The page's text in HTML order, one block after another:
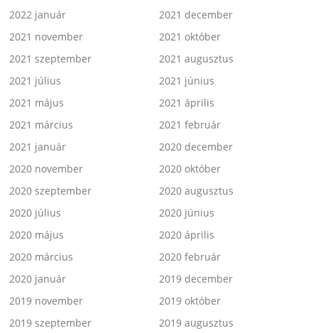
2022 január
2021 december
2021 november
2021 október
2021 szeptember
2021 augusztus
2021 július
2021 június
2021 május
2021 április
2021 március
2021 február
2021 január
2020 december
2020 november
2020 október
2020 szeptember
2020 augusztus
2020 július
2020 június
2020 május
2020 április
2020 március
2020 február
2020 január
2019 december
2019 november
2019 október
2019 szeptember
2019 augusztus